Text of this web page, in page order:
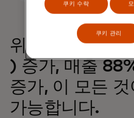
위젯 하나로 구
) 증가, 매출
증가, 이 모든 것
가능합니다.
쿠키 수락
쿠키 관리